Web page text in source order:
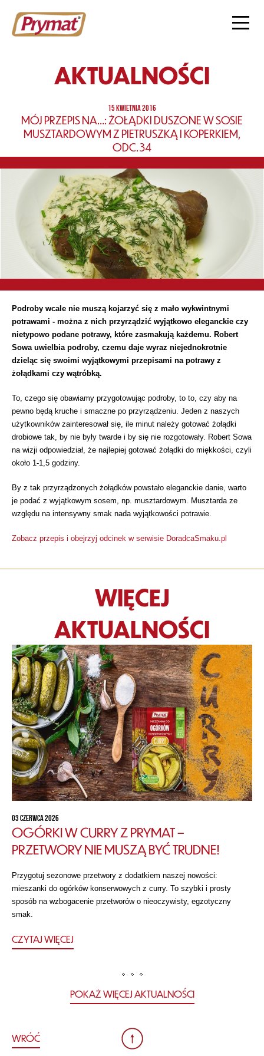
AKTUALNOŚCI
15 KWIETNIA 2016
MÓJ PRZEPIS NA…: ŻOŁĄDKI DUSZONE W SOSIE
MUSZTARDOWYM Z PIETRUSZKĄ I KOPERKIEM,
ODC. 34
Podroby wcale nie muszą kojarzyć się z mało wykwintnymi
potrawami - można z nich przyrządzić wyjątkowo eleganckie czy
nietypowo podane potrawy, które zasmakują każdemu. Robert
Sowa uwielbia podroby, czemu daje wyraz niejednokrotnie
dzieląc się swoimi wyjątkowymi przepisami na potrawy z
żołądkami czy wątróbką.
To, czego się obawiamy przygotowując podroby, to to, czy aby na
pewno będą kruche i smaczne po przyrządzeniu. Jeden z naszych
użytkowników zainteresował się, ile minut należy gotować żołądki
drobiowe tak, by nie były twarde i by się nie rozgotowały. Robert Sowa
na wizji odpowiedział, że najlepiej gotować żołądki do miękkości, czyli
około 1-1,5 godziny.
By z tak przyrządzonych żołądków powstało eleganckie danie, warto
je podać z wyjątkowym sosem, np. musztardowym. Musztarda ze
względu na intensywny smak nada wyjątkowości potrawie.
Zobacz przepis i obejrzyj odcinek w serwisie DoradcaSmaku.pl
WIĘCEJ
AKTUALNOŚCI
03 CZERWCA 2026
OGÓRKI W CURRY Z PRYMAT –
PRZETWORY NIE MUSZĄ BYĆ TRUDNE!
Przygotuj sezonowe przetwory z dodatkiem naszej nowości:
mieszanki do ogórków konserwowych z curry. To szybki i prosty
sposób na wzbogacenie przetworów o nieoczywisty, egzotyczny
smak.
CZYTAJ WIĘCEJ
POKAŻ WIĘCEJ AKTUALNOŚCI
WRÓĆ